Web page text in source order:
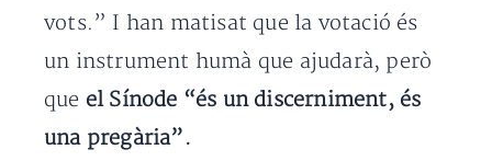
vots.” I han matisat que la votació és
un instrument humà que ajudarà, però
que el Sínode “és un discerniment, és
una pregària”.